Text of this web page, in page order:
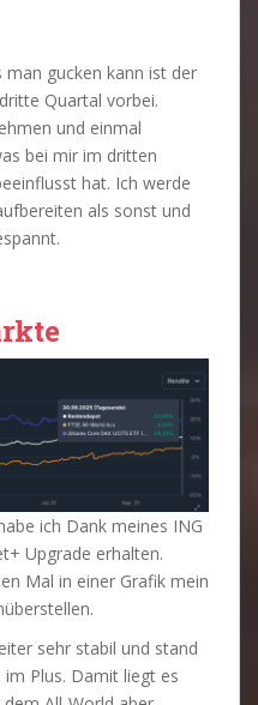
man gucken kann ist der
Quartal vorbei.
und einmal
bei mir im dritten
hat. Ich werde
als sonst und
ich Dank meines ING
Upgrade erhalten.
Mal in einer Grafik mein
sehr stabil und stand
im Plus. Damit liegt es